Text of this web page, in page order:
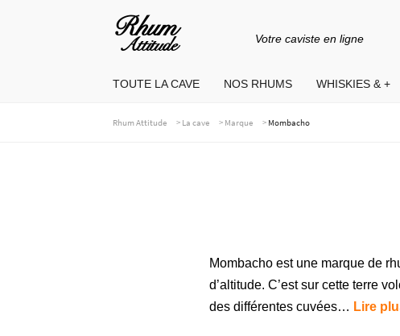
Aller
la
Aller
contenu
Votre caviste en ligne
TOUTE LA CAVE NOS RHUMS WHISKIES & +
Rhum Attitude > La cave > Marque > Mombacho
Mombacho est une marque de
d’altitude. C’est sur cette terre
des différentes cuvées… Lire